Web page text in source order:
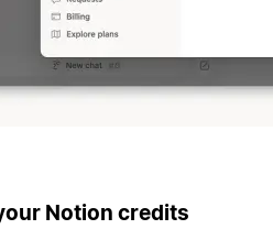
Notion credits